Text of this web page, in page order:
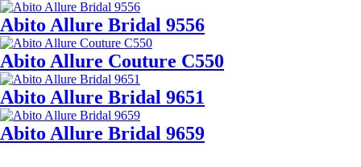
Abito Allure Bridal 9556
Abito Allure Couture C550
Abito Allure Bridal 9651
Abito Allure Bridal 9659